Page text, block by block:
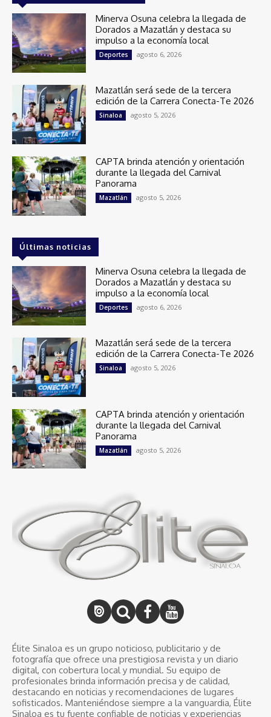
Minerva Osuna celebra la llegada de
Dorados a Mazatlán y destaca su
impulso a la economía local
Deportes agosto 6, 2026
Mazatlán será sede de la tercera
edición de la Carrera Conecta-Te 2026
Sinaloa agosto 5, 2026
CAPTA brinda atención y orientación
durante la llegada del Carnival
Panorama
Mazatlán agosto 5, 2026
Últimas noticias
Minerva Osuna celebra la llegada de
Dorados a Mazatlán y destaca su
impulso a la economía local
Deportes agosto 6, 2026
Mazatlán será sede de la tercera
edición de la Carrera Conecta-Te 2026
Sinaloa agosto 5, 2026
CAPTA brinda atención y orientación
durante la llegada del Carnival
Panorama
Mazatlán agosto 5, 2026
Élite Sinaloa es un grupo noticioso, publicitario y de
fotografía que ofrece una prestigiosa revista y un diario
digital, con cobertura local y mundial. Su equipo de
profesionales brinda información precisa y de calidad,
destacando en noticias y recomendaciones de lugares
sofisticados. Manteniéndose siempre a la vanguardia, Élite
Sinaloa es tu fuente confiable de noticias y experiencias